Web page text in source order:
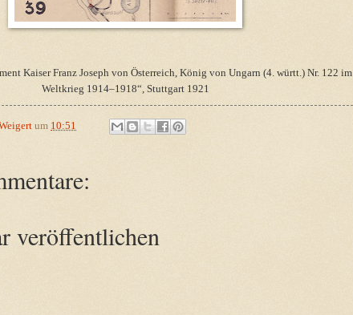
Kaiser Franz Joseph von Österreich, König von Ungarn (4. württ.) Nr. 122 im
Weltkrieg 1914–1918“, Stuttgart 1921
um 10:51
veröffentlichen